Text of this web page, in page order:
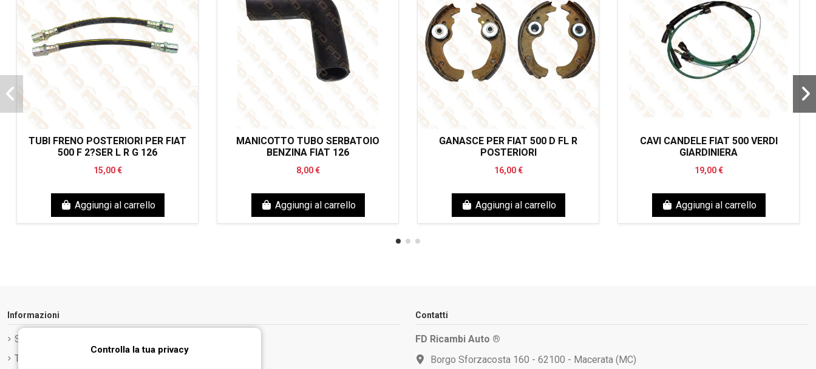
TUBI FRENO POSTERIORI PER FIAT
500 F 2?SER L R G 126
15,00 €
Aggiungi al carrello
MANICOTTO TUBO SERBATOIO
BENZINA FIAT 126
8,00 €
Aggiungi al carrello
GANASCE PER FIAT 500 D FL R
POSTERIORI
16,00 €
Aggiungi al carrello
CAVI CANDELE FIAT 500 VERDI
GIARDINIERA
19,00 €
Aggiungi al carrello
Informazioni
Spedizione e Consegna
Termini e condizioni d'uso
Contatti
FD Ricambi Auto ®
Borgo Sforzacosta 160 - 62100 - Macerata (MC)
Controlla la tua privacy